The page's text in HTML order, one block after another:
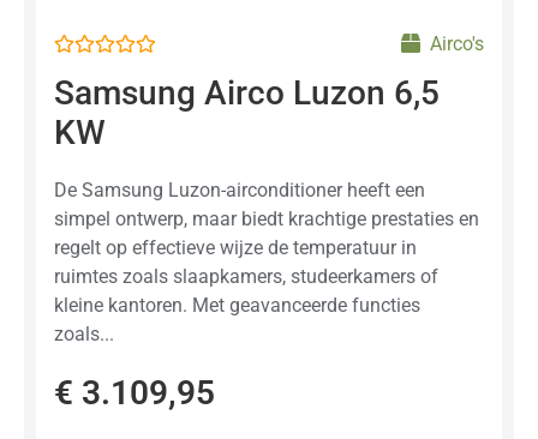
0
uit
5
Airco's
Samsung Airco Luzon 6,5
KW
De Samsung Luzon-airconditioner heeft een
simpel ontwerp, maar biedt krachtige prestaties en
regelt op effectieve wijze de temperatuur in
ruimtes zoals slaapkamers, studeerkamers of
kleine kantoren. Met geavanceerde functies
zoals...
€ 3.109,95